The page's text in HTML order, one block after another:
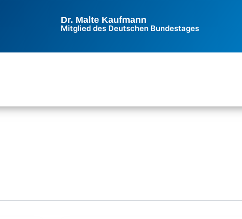
Dr. Malte Kaufmann
Mitglied des Deutschen Bundestages